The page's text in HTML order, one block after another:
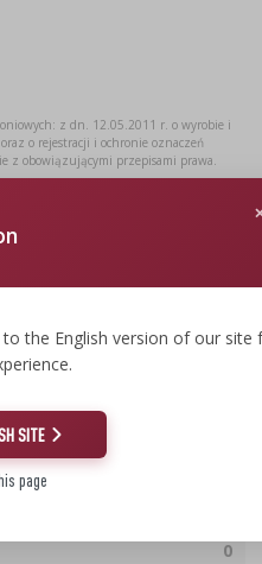
z dn. 12.05.2011 r. o wyrobie i
o rejestracji i ochronie oznaczeń
z obowiązującymi przepisami prawa.
14 cm
0
the English version of our site
SITE
page